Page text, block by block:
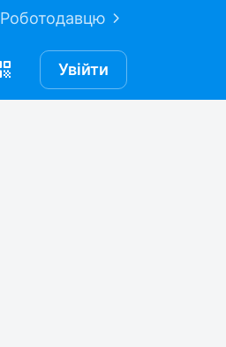
Роботодавцю
Увійти